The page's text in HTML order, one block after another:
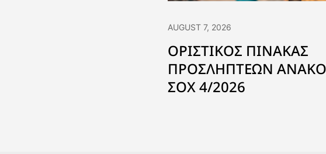
AUGUST 7, 2026
ΟΡΙΣΤΙΚΟΣ ΠΙΝΑΚΑΣ
ΠΡΟΣΛΗΠΤΕΩΝ
ΣΟΧ 4/2026